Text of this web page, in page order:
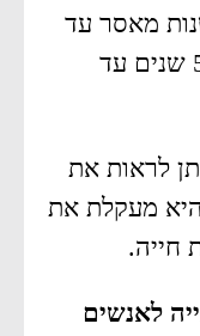
רצח ונגזר עליה 26 שנות מאסר עד
עולם. על מדריך הירי נגזרו 50 שנים עד
לראות את
מעקלת את
חייה.
לאנשים